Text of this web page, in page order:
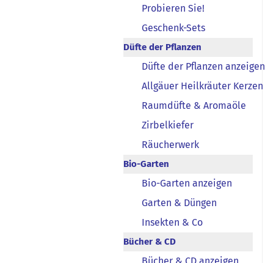
Probieren Sie!
Geschenk-Sets
Düfte der Pflanzen
Düfte der Pflanzen anzeigen
Allgäuer Heilkräuter Kerzen
Raumdüfte & Aromaöle
Zirbelkiefer
Räucherwerk
Bio-Garten
Bio-Garten anzeigen
Garten & Düngen
Insekten & Co
Bücher & CD